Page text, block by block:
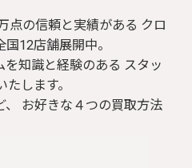
点の信頼と実績がある クロ
12店舗展開中。
知識と経験のある スタッ
します。
、 お好きな４つの買取方法